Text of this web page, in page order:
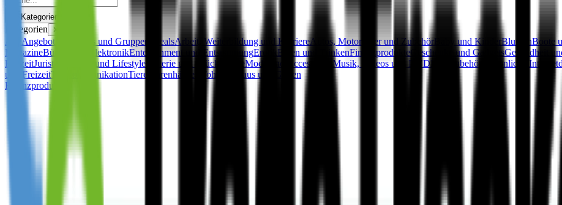
Kategorien
Kategorien ✕
Angebot des Tages und Gruppen-DealsArbeit, Weiterbildung und KarriereAutos, Motorräder und Zubehör Baby und KinderBlumenBoote
MagazineBüro ElektronikEntertainment und EntspannungErotik Essen und TrinkenFinanzprodukteGeschenke und GadgetsGesundheit
FreizeitJuristisch Kunst und Lifestyle Lotterie und GlücksspieleMode und Accessoires Musik, Videos und DVD Partyzubehör Persönliche
und FreizeitTelekommunikationTiere Warenhäuser
Wohnen, Haus und Garten
Finanzprodukte